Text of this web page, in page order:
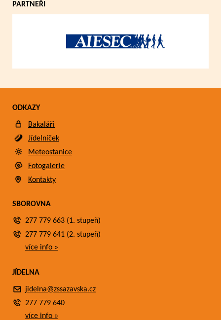
PARTNEŘI
ODKAZY
Bakaláři
Jídelníček
Meteostanice
Fotogalerie
Kontakty
SBOROVNA
277 779 663 (1. stupeň)
277 779 641 (2. stupeň)
více info »
JÍDELNA
jidelna@zssazavska.cz
277 779 640
více info »